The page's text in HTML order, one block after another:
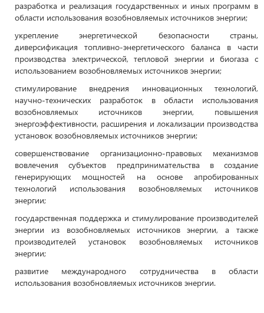
разработка и реализация государственных и иных программ в
области использования возобновляемых источников энергии;
укрепление энергетической безопасности страны,
диверсификация топливно-энергетического баланса в части
производства электрической, тепловой энергии и биогаза с
использованием возобновляемых источников энергии;
стимулирование внедрения инновационных технологий,
научно-технических разработок в области использования
возобновляемых источников энергии, повышения
энергоэффективности, расширения и локализации производства
установок возобновляемых источников энергии;
совершенствование организационно-правовых механизмов
вовлечения субъектов предпринимательства в создание
генерирующих мощностей на основе апробированных
технологий использования возобновляемых источников
энергии;
государственная поддержка и стимулирование производителей
энергии из возобновляемых источников энергии, а также
производителей установок возобновляемых источников
энергии;
развитие международного сотрудничества в области
использования возобновляемых источников энергии.